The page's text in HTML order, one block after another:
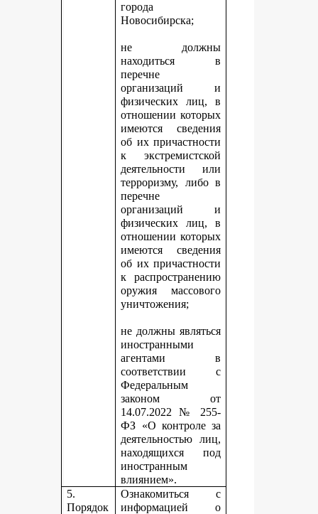
города
Новосибирска;
не должны
находиться в
перечне
организаций и
физических лиц, в
отношении которых
имеются сведения
об их причастности
к экстремистской
деятельности или
терроризму, либо в
перечне
организаций и
физических лиц, в
отношении которых
имеются сведения
об их причастности
к распространению
оружия массового
уничтожения;
не должны являться
иностранными
агентами в
соответствии с
Федеральным
законом от
14.07.2022 № 255-
ФЗ «О контроле за
деятельностью лиц,
находящихся под
иностранным
влиянием».
5.
Порядок
Ознакомиться с
информацией о